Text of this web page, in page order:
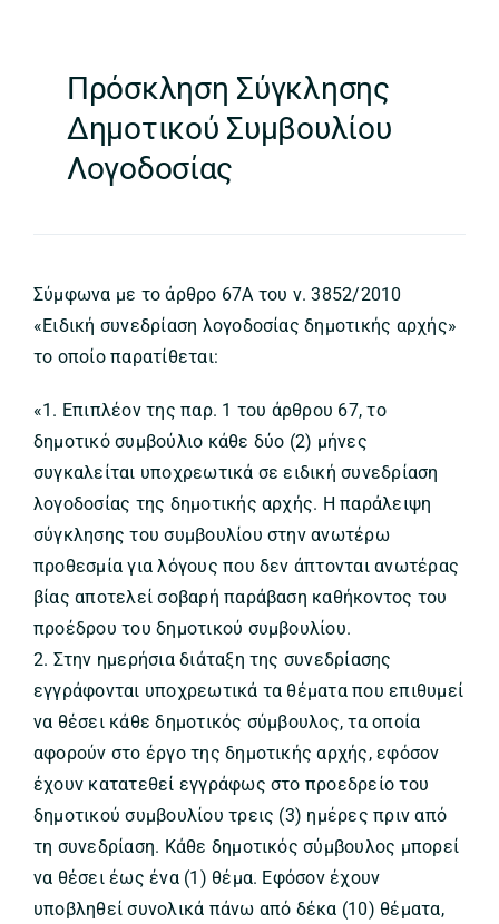
Πρόσκληση Σύγκλησης
Δημοτικού Συμβουλίου
Λογοδοσίας
Σύμφωνα με το άρθρο 67Α του ν. 3852/2010
«Ειδική συνεδρίαση λογοδοσίας δημοτικής αρχής»
το οποίο παρατίθεται:
«1. Επιπλέον της παρ. 1 του άρθρου 67, το
δημοτικό συμβούλιο κάθε δύο (2) μήνες
συγκαλείται υποχρεωτικά σε ειδική συνεδρίαση
λογοδοσίας της δημοτικής αρχής. H παράλειψη
σύγκλησης του συμβουλίου στην ανωτέρω
προθεσμία για λόγους που δεν άπτονται ανωτέρας
βίας αποτελεί σοβαρή παράβαση καθήκοντος του
προέδρου του δημοτικού συμβουλίου.
2. Στην ημερήσια διάταξη της συνεδρίασης
εγγράφονται υποχρεωτικά τα θέματα που επιθυμεί
να θέσει κάθε δημοτικός σύμβουλος, τα οποία
αφορούν στο έργο της δημοτικής αρχής, εφόσον
έχουν κατατεθεί εγγράφως στο προεδρείο του
δημοτικού συμβουλίου τρεις (3) ημέρες πριν από
τη συνεδρίαση. Κάθε δημοτικός σύμβουλος μπορεί
να θέσει έως ένα (1) θέμα. Εφόσον έχουν
υποβληθεί συνολικά πάνω από δέκα (10) θέματα,